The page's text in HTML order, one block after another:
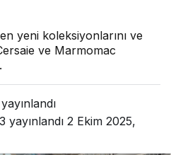
yeni koleksiyonlarını ve
ve Marmomac
yayınlandı 2 Ekim 2025,